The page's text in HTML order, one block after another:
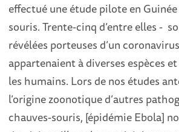
effectué une étude pilote en
souris. Trente-cinq d’entre elles -
révélées porteuses d’un
appartenaient à diverses espèces
les humains. Lors de nos études
l’origine zoonotique d’autres
chauves-souris, [épidémie Ebola]